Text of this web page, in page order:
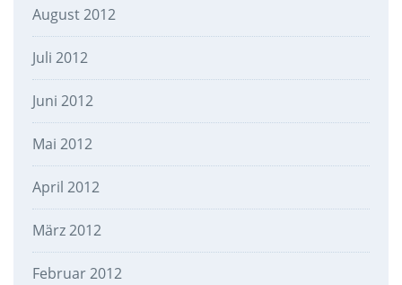
August 2012
Juli 2012
Juni 2012
Mai 2012
April 2012
März 2012
Februar 2012